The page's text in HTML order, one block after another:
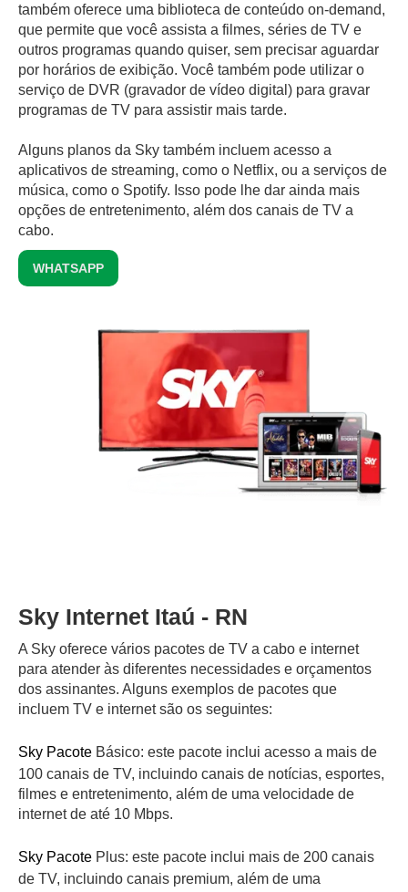
também oferece uma biblioteca de conteúdo on-demand,
que permite que você assista a filmes, séries de TV e
outros programas quando quiser, sem precisar aguardar
por horários de exibição. Você também pode utilizar o
serviço de DVR (gravador de vídeo digital) para gravar
programas de TV para assistir mais tarde.
Alguns planos da Sky também incluem acesso a
aplicativos de streaming, como o Netflix, ou a serviços de
música, como o Spotify. Isso pode lhe dar ainda mais
opções de entretenimento, além dos canais de TV a
cabo.
WHATSAPP
Sky Internet Itaú - RN
A Sky oferece vários pacotes de TV a cabo e internet
para atender às diferentes necessidades e orçamentos
dos assinantes. Alguns exemplos de pacotes que
incluem TV e internet são os seguintes:
Sky Pacote Básico: este pacote inclui acesso a mais de
100 canais de TV, incluindo canais de notícias, esportes,
filmes e entretenimento, além de uma velocidade de
internet de até 10 Mbps.
Sky Pacote Plus: este pacote inclui mais de 200 canais
de TV, incluindo canais premium, além de uma